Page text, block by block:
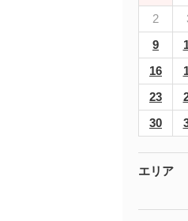
2
9
16
23
30
エリア